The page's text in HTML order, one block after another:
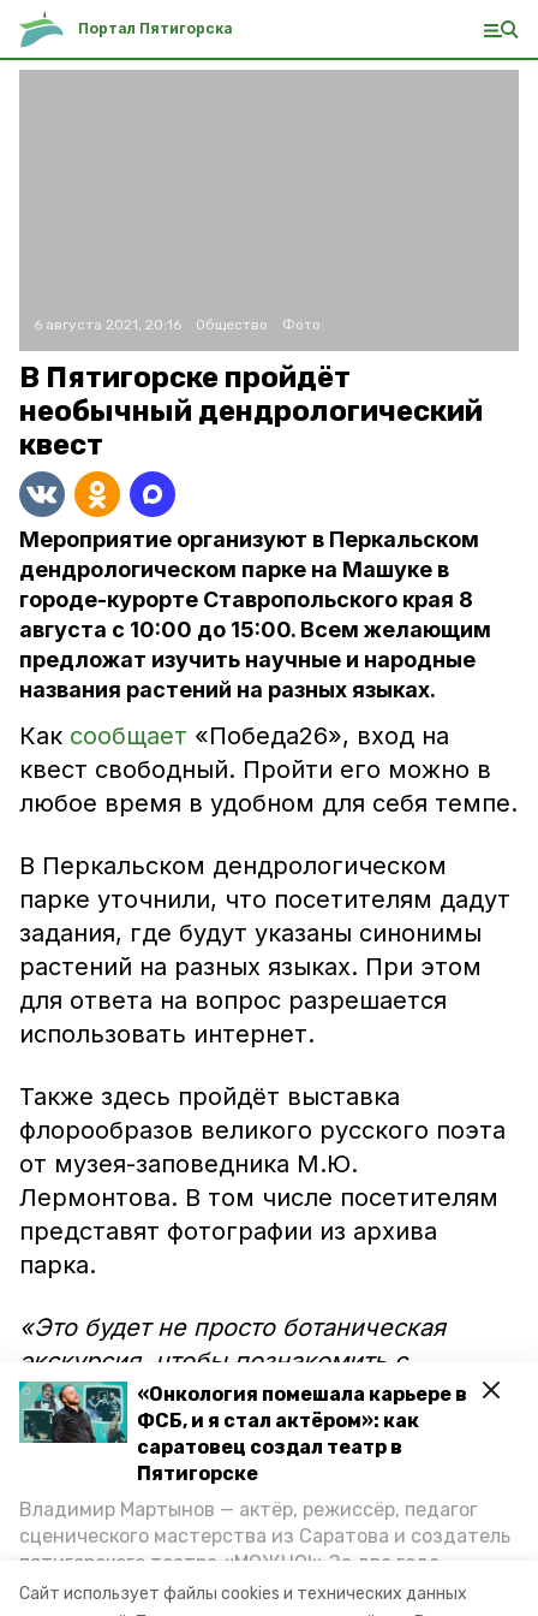
Сайт использует файлы cookies и технических данных
«Онкология помешала карьере в
ФСБ, и я стал актёром»: как
саратовец создал театр в
Пятигорске
Владимир Мартынов — актёр, режиссёр, педагог
сценического мастерства из Саратова и создатель
пятигорского театра «МОЖНО!» За два года
существования театр выпустил восемь спектаклей,
Портал Пятигорска
6 августа 2021, 20:16 Общество Фото:
В Пятигорске пройдёт
необычный дендрологический
квест
Мероприятие организуют в Перкальском
дендрологическом парке на Машуке в
городе-курорте Ставропольского края 8
августа с 10:00 до 15:00. Всем желающим
предложат изучить научные и народные
названия растений на разных языках.
Как сообщает «Победа26», вход на
квест свободный. Пройти его можно в
любое время в удобном для себя темпе.
В Перкальском дендрологическом
парке уточнили, что посетителям дадут
задания, где будут указаны синонимы
растений на разных языках. При этом
для ответа на вопрос разрешается
использовать интернет.
Также здесь пройдёт выставка
флорообразов великого русского поэта
от музея-заповедника М.Ю.
Лермонтова. В том числе посетителям
представят фотографии из архива
парка.
«Это будет не просто ботаническая
экскурсия, чтобы познакомить с
растениями, но и этнографическая,
потому что охватывает разные языки и
культуры», — рассказали в Перкальском
дендрологическом парке.